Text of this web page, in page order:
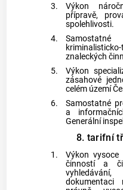
3.
Výkon
přípravě,
spolehlivosti.
4.
Samostatné
znaleckých
5.
Výkon
zásahové
celém území
6.
Samostatné
a
Generální
8. tarifní
1.
Výkon vysoce
činností a